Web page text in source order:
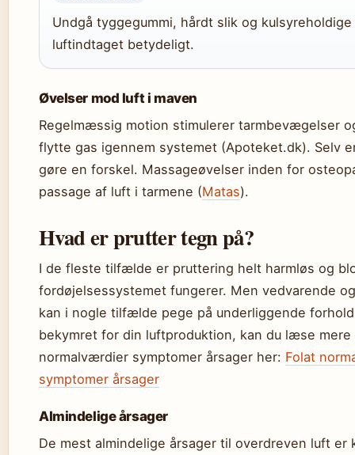
Undgå tyggegummi, hårdt slik og
luftindtaget betydeligt.
Øvelser mod luft i maven
Regelmæssig motion stimulerer tarmbevægelser
flytte gas igennem systemet (Apoteket.dk). Selv
gøre en forskel. Massageøvelser inden for
passage af luft i tarmene (Matas).
Hvad er prutter tegn på?
I de fleste tilfælde er pruttering helt harmløs og
fordøjelsessystemet fungerer. Men vedvarende
kan i nogle tilfælde pege på underliggende
bekymret for din luftproduktion, kan du læse mere
normalværdier symptomer årsager her: Folat
symptomer årsager
Almindelige årsager
De mest almindelige årsager til overdreven luft er